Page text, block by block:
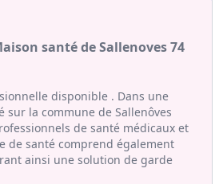
santé de Sallenoves 74
disponible . Dans une
sur la commune de Sallenôves
de santé médicaux et
de santé comprend également
ainsi une solution de garde